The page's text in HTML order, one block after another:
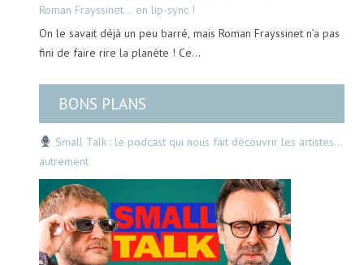
Roman Frayssinet… en lip-sync !
On le savait déjà un peu barré, mais Roman Frayssinet n’a pas
fini de faire rire la planète ! Ce…
BONS PLANS
Small Talk : le podcast qui nous fait découvrir les artistes…
autrement